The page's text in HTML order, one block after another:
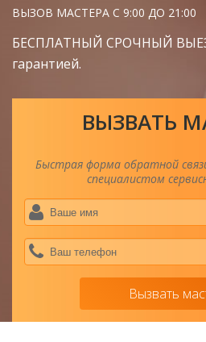
ВЫЗОВ МАСТЕРА С 9:00 ДО 21:00
БЕСПЛАТНЫЙ СРОЧНЫЙ
гарантией.
ВЫЗВАТЬ
Быстрая форма обратной
специалистом
Вызвать